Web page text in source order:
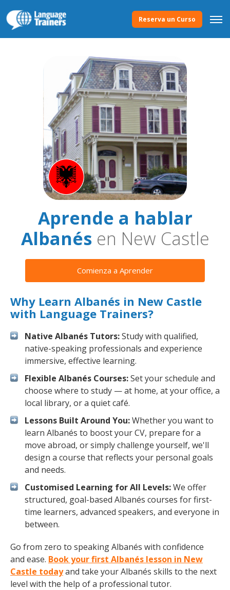
Reserva un Curso
Aprende a hablar
Albanésen New Castle
Comienza a Aprender
Why Learn Albanés in New Castle
with Language Trainers?
Native Albanés Tutors:Study with qualified,
native-speaking professionals and experience
immersive, effective learning.
Flexible Albanés Courses:Set your schedule and
choose where to study — at home, at your office, a
local library, or a quiet café.
Lessons Built Around You:Whether you want to
learn Albanés to boost your CV, prepare for a
move abroad, or simply challenge yourself, we'll
design a course that reflects your personal goals
and needs.
Customised Learning for All Levels:We offer
structured, goal-based Albanés courses for first-
time learners, advanced speakers, and everyone in
between.
Go from zero to speaking Albanés with confidence
and ease. Book your first Albanés lesson in New
Castle todayand take your Albanés skills to the next
level with the help of a professional tutor.